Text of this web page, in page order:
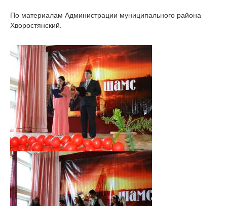
По материалам Администрации муниципального района
Хворостянский.